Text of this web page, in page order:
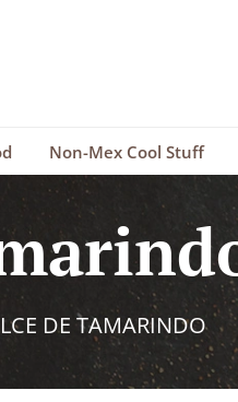
Non-Mex Cool Stuff
DE TAMARINDO